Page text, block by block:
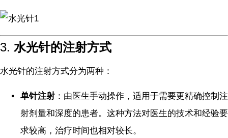
3. 水光针的注射方式
水光针的注射方式分为两种：
单针注射 ：由医生手动操作，适用于需要更精确控制注
射剂量和深度的患者。这种方法对医生的技术和经验要
求较高，治疗时间也相对较长。